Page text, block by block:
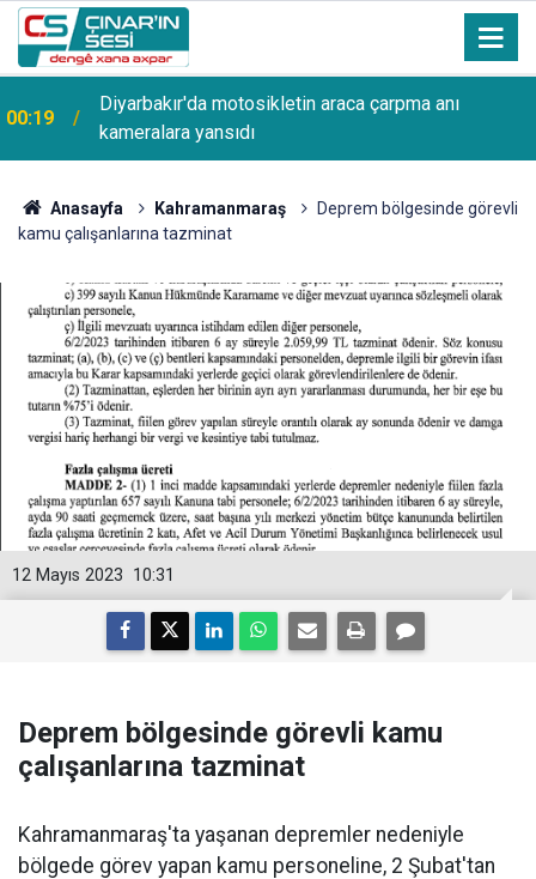
00:19
Diyarbakır'da motosikletin araca çarpma anı
kameralara yansıdı
Anasayfa Kahramanmaraş
Deprem bölgesinde görevli
kamu çalışanlarına tazminat
10:31
12 Mayıs 2023
Deprem bölgesinde görevli kamu
çalışanlarına tazminat
Kahramanmaraş'ta yaşanan depremler nedeniyle
bölgede görev yapan kamu personeline, 2 Şubat'tan